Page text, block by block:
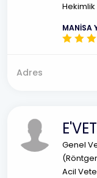
Hekimlik
MANİSA
Adres
Genel
Acil